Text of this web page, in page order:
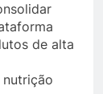
de alta